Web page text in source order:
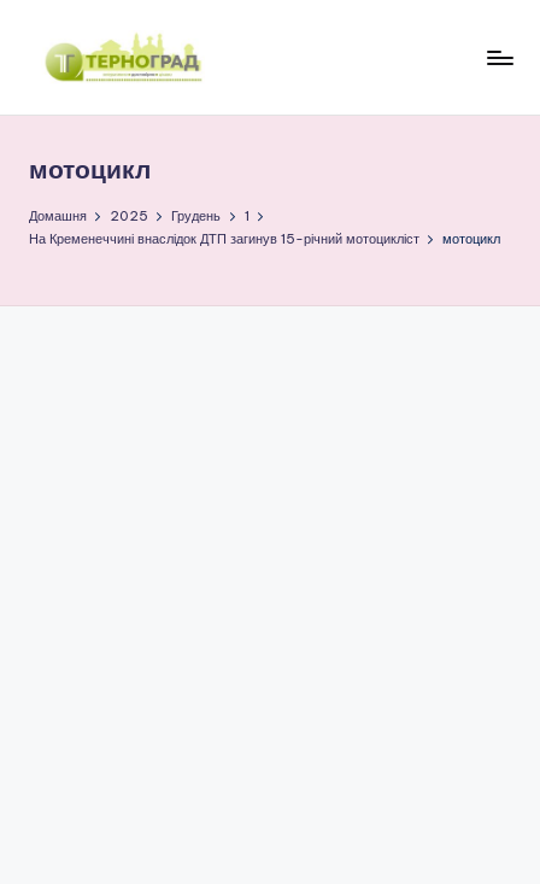
Перейти
р
н
г
мотоцикл
Домашня 2025 Грудень
1
На Кременеччині внаслідок ДТП загинув 15-річний мотоцикліст
мотоцикл